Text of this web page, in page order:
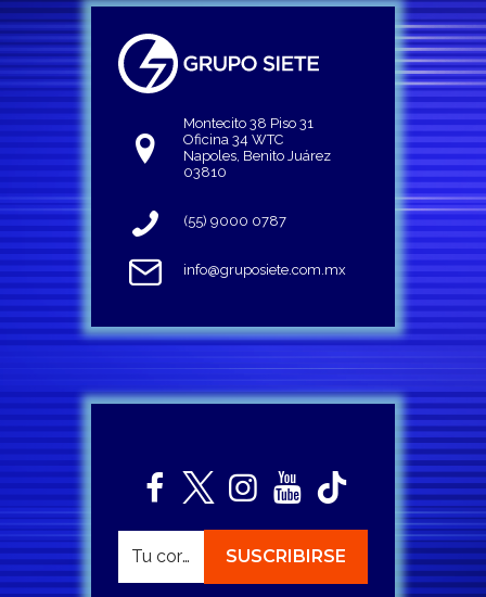
Montecito 38 Piso 31
Oficina 34 WTC
Napoles, Benito Juárez
03810
(55) 9000 0787
info@gruposiete.com.mx